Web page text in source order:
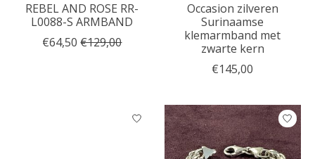
REBEL AND ROSE RR-
L0088-S ARMBAND
€64,50 €129,00
Occasion zilveren
Surinaamse
klemarmband met
zwarte kern
€145,00